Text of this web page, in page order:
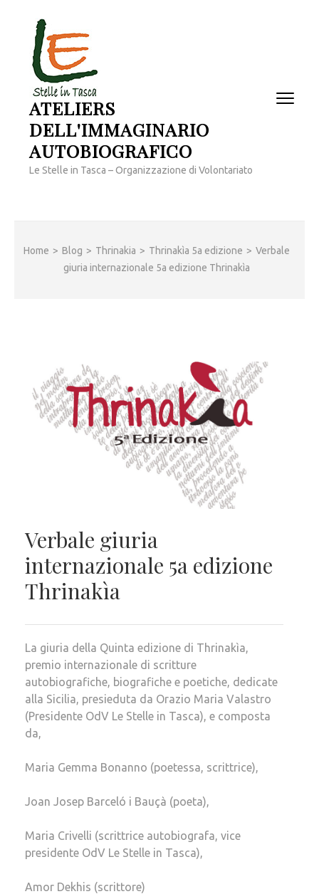
contenuto
(premi
invio)
ATELIERS
DELL'IMMAGINARIO
AUTOBIOGRAFICO
Le Stelle in Tasca – Organizzazione di Volontariato
Home > Blog > Thrinakia > Thrinakìa 5a edizione > Verbale
giuria internazionale 5a edizione Thrinakìa
Verbale giuria
internazionale 5a edizione
Thrinakìa
La giuria della Quinta edizione di Thrinakìa,
premio internazionale di scritture
autobiografiche, biografiche e poetiche, dedicate
alla Sicilia, presieduta da Orazio Maria Valastro
(Presidente OdV Le Stelle in Tasca), e composta
da,
Maria Gemma Bonanno (poetessa, scrittrice),
Joan Josep Barceló i Bauçà (poeta),
Maria Crivelli (scrittrice autobiografa, vice
presidente OdV Le Stelle in Tasca),
Amor Dekhis (scrittore)